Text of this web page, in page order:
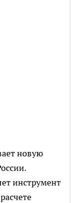
новую
инструмент